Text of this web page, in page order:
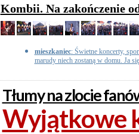
Kombii. Na zakończenie
mieszkaniec: Świetne koncerty,
marudy niech zostaną w domu. Ja
Tłumy na zlocie
Wyjątkowe